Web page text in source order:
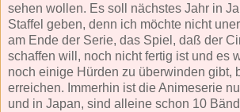
sehen wollen. Es soll nächstes Jahr in
Staffel geben, denn ich möchte nicht
am Ende der Serie, das Spiel, daß der
schaffen will, noch nicht fertig ist und es
noch einige Hürden zu überwinden gibt,
erreichen. Immerhin ist die Animeserie
und in Japan, sind alleine schon 10